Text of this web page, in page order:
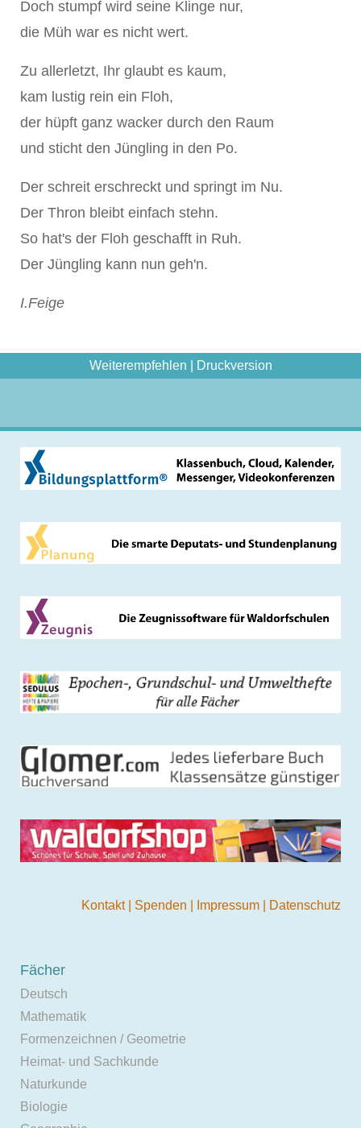
Doch stumpf wird seine Klinge nur,
die Müh war es nicht wert.
Zu allerletzt, Ihr glaubt es kaum,
kam lustig rein ein Floh,
der hüpft ganz wacker durch den Raum
und sticht den Jüngling in den Po.
Der schreit erschreckt und springt im Nu.
Der Thron bleibt einfach stehn.
So hat's der Floh geschafft in Ruh.
Der Jüngling kann nun geh'n.
I.Feige
Weiterempfehlen Druckversion
Kontakt Spenden Impressum Datenschutz
Fächer
Deutsch
Mathematik
Formenzeichnen / Geometrie
Heimat- und Sachkunde
Naturkunde
Biologie